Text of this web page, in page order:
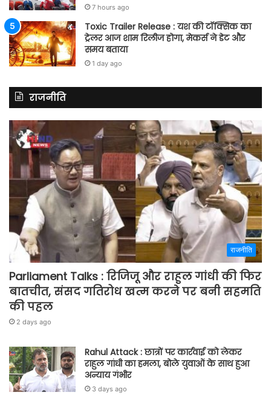
7 hours ago
Toxic Trailer Release : यश की टॉक्सिक का
ट्रेलर आज शाम रिलीज होगा, मेकर्स ने डेट और
समय बताया
1 day ago
राजनीति
राजनीति
Parliament Talks : रिजिजू और राहुल गांधी की फिर
बातचीत, संसद गतिरोध खत्म करने पर बनी सहमति
की पहल
2 days ago
Rahul Attack : छात्रों पर कार्रवाई को लेकर
राहुल गांधी का हमला, बोले युवाओं के साथ हुआ
अन्याय गंभीर
3 days ago